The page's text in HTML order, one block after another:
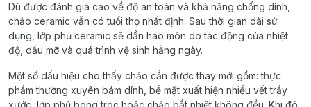
Dù được đánh giá cao về độ an toàn và khả năng chống dính,
chảo ceramic vẫn có tuổi thọ nhất định. Sau thời gian dài sử
dụng, lớp phủ ceramic sẽ dần hao mòn do tác động của nhiệt
độ, dầu mỡ và quá trình vệ sinh hằng ngày.
Một số dấu hiệu cho thấy chảo cần được thay mới gồm: thực
phẩm thường xuyên bám dính, bề mặt xuất hiện nhiều vết trầy